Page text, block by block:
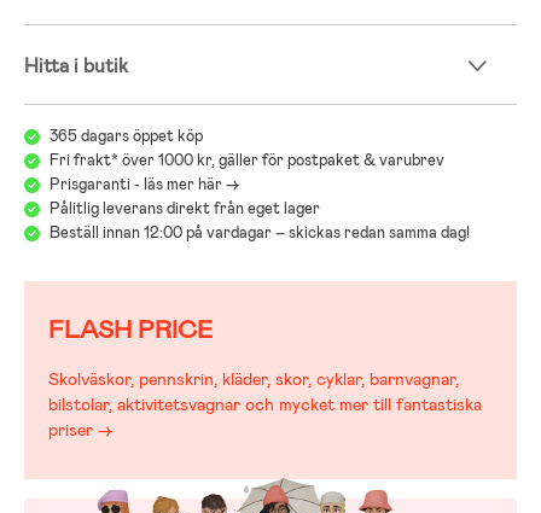
Hitta i butik
365 dagars öppet köp
Fri frakt* över 1000 kr, gäller för postpaket & varubrev
Prisgaranti - läs mer här ->
Pålitlig leverans direkt från eget lager
Beställ innan 12:00 på vardagar – skickas redan samma dag!
FLASH PRICE
Skolväskor, pennskrin, kläder, skor, cyklar, barnvagnar,
bilstolar, aktivitetsvagnar och mycket mer till fantastiska
priser →